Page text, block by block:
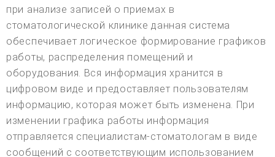
при анализе записей о приемах в
стоматологической клинике данная система
обеспечивает логическое формирование графиков
работы, распределения помещений и
оборудования. Вся информация хранится в
цифровом виде и предоставляет пользователям
информацию, которая может быть изменена. При
изменении графика работы информация
отправляется специалистам-стоматологам в виде
сообщений с соответствующим использованием